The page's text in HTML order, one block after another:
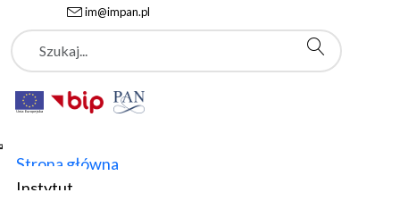
im@impan.pl
Szukaj
Strona główna
Instytut